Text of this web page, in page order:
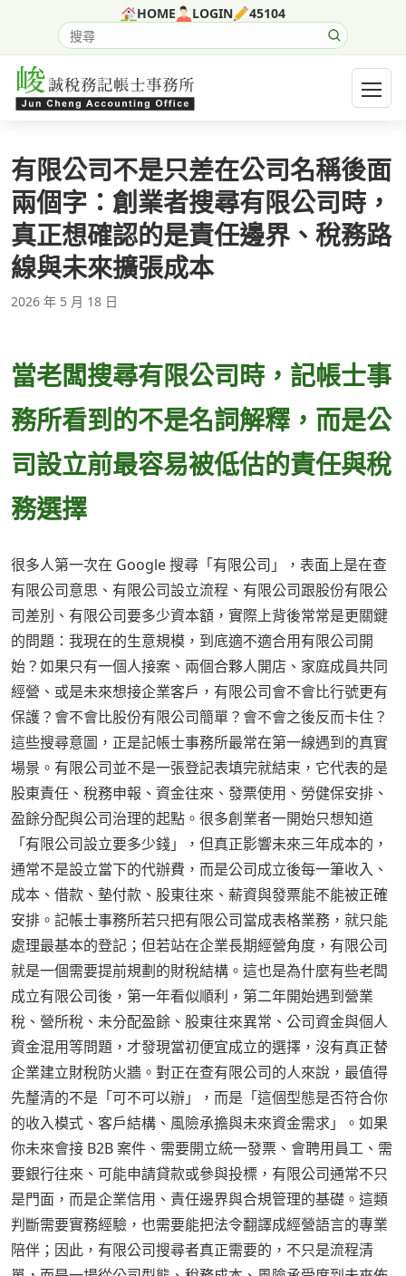
HOME LOGIN 45104
搜尋網站內容
開啟
有限公司不是只差在公司名稱後面
兩個字：創業者搜尋有限公司時，
真正想確認的是責任邊界、稅務路
線與未來擴張成本
2026 年 5 月 18 日
當老闆搜尋有限公司時，記帳士事
務所看到的不是名詞解釋，而是公
司設立前最容易被低估的責任與稅
務選擇
很多人第一次在 Google 搜尋「有限公司」，表面上是在查
有限公司意思、有限公司設立流程、有限公司跟股份有限公
司差別、有限公司要多少資本額，實際上背後常常是更關鍵
的問題：我現在的生意規模，到底適不適合用有限公司開
始？如果只有一個人接案、兩個合夥人開店、家庭成員共同
經營、或是未來想接企業客戶，有限公司會不會比行號更有
保護？會不會比股份有限公司簡單？會不會之後反而卡住？
這些搜尋意圖，正是記帳士事務所最常在第一線遇到的真實
場景。有限公司並不是一張登記表填完就結束，它代表的是
股東責任、稅務申報、資金往來、發票使用、勞健保安排、
盈餘分配與公司治理的起點。很多創業者一開始只想知道
「有限公司設立要多少錢」，但真正影響未來三年成本的，
通常不是設立當下的代辦費，而是公司成立後每一筆收入、
成本、借款、墊付款、股東往來、薪資與發票能不能被正確
安排。記帳士事務所若只把有限公司當成表格業務，就只能
處理最基本的登記；但若站在企業長期經營角度，有限公司
就是一個需要提前規劃的財稅結構。這也是為什麼有些老闆
成立有限公司後，第一年看似順利，第二年開始遇到營業
稅、營所稅、未分配盈餘、股東往來異常、公司資金與個人
資金混用等問題，才發現當初便宜成立的選擇，沒有真正替
企業建立財稅防火牆。對正在查有限公司的人來說，最值得
先釐清的不是「可不可以辦」，而是「這個型態是否符合你
的收入模式、客戶結構、風險承擔與未來資金需求」。如果
你未來會接 B2B 案件、需要開立統一發票、會聘用員工、需
要銀行往來、可能申請貸款或參與投標，有限公司通常不只
是門面，而是企業信用、責任邊界與合規管理的基礎。這類
判斷需要實務經驗，也需要能把法令翻譯成經營語言的專業
陪伴；因此，有限公司搜尋者真正需要的，不只是流程清